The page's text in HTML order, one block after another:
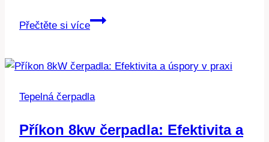
Přečtěte si více
Připojení
akumulační
Co
možné?
Tepelná čerpadla
Příkon 8kw čerpadla: Efektivita a